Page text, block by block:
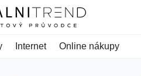
Internet Online nákupy